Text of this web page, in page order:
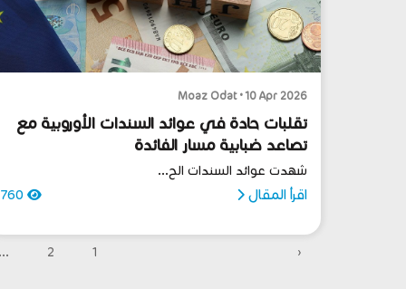
Moaz Odat • 10 Apr 2026
تقلبات حادة في عوائد السندات الأوروبية مع
تصاعد ضبابية مسار الفائدة
شهدت عوائد السندات الح...
اقرأ المقال
‹
1
2
...